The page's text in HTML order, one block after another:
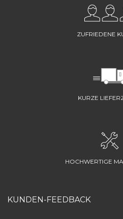
ZUFRIEDENE
KURZE
HOCHWERTIGE
KUNDEN-FEEDBACK